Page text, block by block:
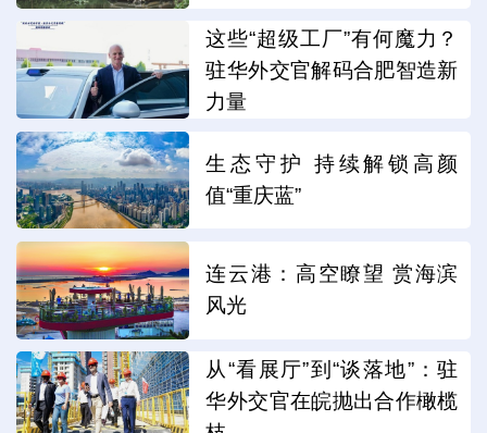
这些“超级工厂”有何魔力？
驻华外交官解码合肥智造新
力量
生态守护 持续解锁高颜
值“重庆蓝”
连云港：高空瞭望 赏海滨
风光
从“看展厅”到“谈落地”：驻
华外交官在皖抛出合作橄榄